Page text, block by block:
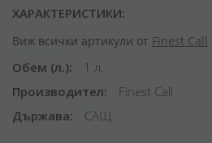
ХАРАКТЕРИСТИКИ:
Виж всички артикули от Finest Call
Обем (л.)
1 л.
Производител
Finest Call
Държава
САЩ